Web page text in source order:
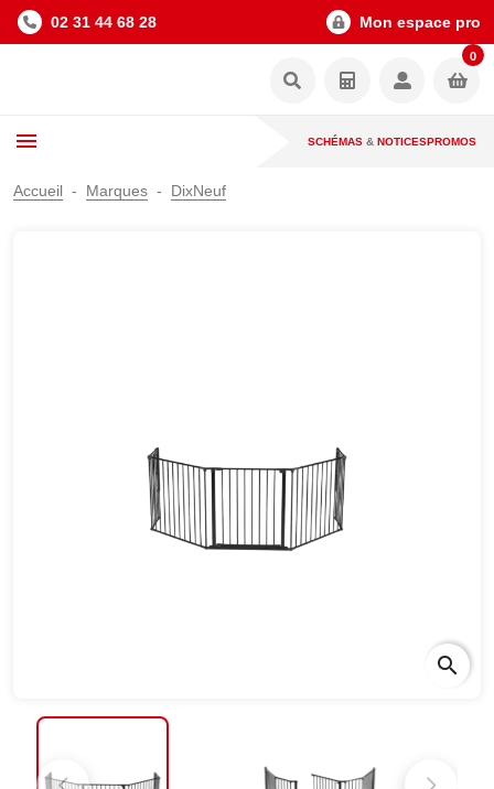
02 31 44 68 28 Mon espace pro
0
SCHÉMAS & NOTICESPROMOS
Accueil Marques DixNeuf